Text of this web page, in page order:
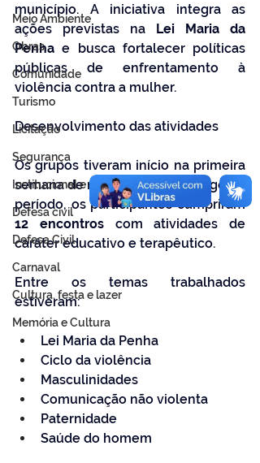
Meio Ambiente
Obras
Comunidade
Turismo
Licitação
Segurança
Institucional e Governo
Defesa cívil
Defesa Civil
Carnaval
Cultura, festa e lazer
Memória e Cultura
município. A iniciativa integra as
ações previstas na Lei Maria da
Penha e busca fortalecer políticas
públicas de enfrentamento à
violência contra a mulher.
Desenvolvimento das atividades
Os grupos tiveram início na primeira
semana de novembro e, ao longo do
período, os participantes cumpriram
12 encontros com atividades de
caráter educativo e terapêutico.
Entre os temas trabalhados
estiveram:
Lei Maria da Penha
Ciclo da violência
Masculinidades
Comunicação não violenta
Paternidade
Saúde do homem